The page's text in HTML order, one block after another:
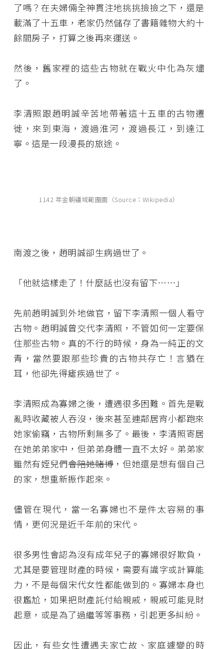
了嗎？在夫婦倆全神貫注地挑挑撿撿之下，還是
載滿了十五車，老家仍然儲存了書籍雜物大約十
餘間房子，打算之後再來運送。
然後，舊家裡的這些古物就在戰火中化為灰燼
了。
李清照跟趙明誠辛苦地帶著這十五車的古物遷
徙，來到東海，渡過淮河，渡過長江，到達江
寧。這是一段漫長的旅途。
1142 年金朝疆域範圍圖（Source：Wikipedia）
南渡之後，趙明誠卻生病過世了。
「他就這樣走了！什麼話也沒有留下……」
先前趙明誠到外地做官，留下李清照一個人看守
古物。趙明誠曾交代李清照，不管如何一定要保
住那些古物。真的不行的時候，身為一純正的文
青，當然要跟那些珍貴的古物共存亡！言猶在
耳，他卻先得瘧疾過世了。
李清照成為寡婦之後，遭遇很多困難。首先是戰
亂時收藏被人吞沒，後來甚至連鄰居宵小都跑來
她家偷竊，古物所剩無多了。最後，李清照寄居
在她弟弟家中，但弟弟身體一直不太好。弟弟家
雖然有姪兒們會陪她賭博，但她還是想有個自己
的家，想重新振作起來。
儘管在現代，當一名寡婦也不是件太容易的事
情，更何況是近千年前的宋代。
很多男性會認為沒有成年兒子的寡婦很好欺負，
尤其是要管理財產的時候，需要有識字或計算能
力，不是每個宋代女性都能做到的。寡婦本身也
很尷尬，如果把財產託付給親戚，親戚可能見財
起意，或是為了過繼等等事務，引起更多糾紛。
因此，有些女性遭遇夫家亡故、家庭遽變的時